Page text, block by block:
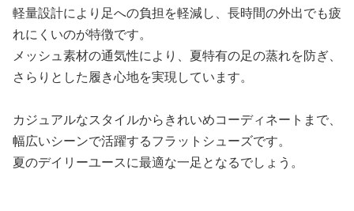
軽量設計により足への負担を軽減し、長時間の外出でも疲
れにくいのが特徴です。
メッシュ素材の通気性により、夏特有の足の蒸れを防ぎ、
さらりとした履き心地を実現しています。
カジュアルなスタイルからきれいめコーディネートまで、
幅広いシーンで活躍するフラットシューズです。
夏のデイリーユースに最適な一足となるでしょう。